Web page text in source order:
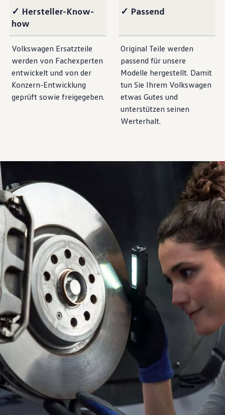
✓ Hersteller-Know-
how
✓ Passend
Volkswagen Ersatzteile
werden von Fachexperten
entwickelt und von der
Konzern-Entwicklung
geprüft sowie freigegeben.
Original Teile werden
passend für unsere
Modelle hergestellt. Damit
tun Sie Ihrem Volkswagen
etwas Gutes und
unterstützen seinen
Werterhalt.